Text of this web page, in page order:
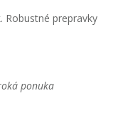
Robustné prepravky
ponuka